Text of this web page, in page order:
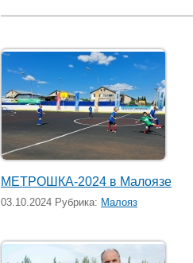
МЕТРОШКА-2024 в Малоязе
03.10.2024 Рубрика: Малояз